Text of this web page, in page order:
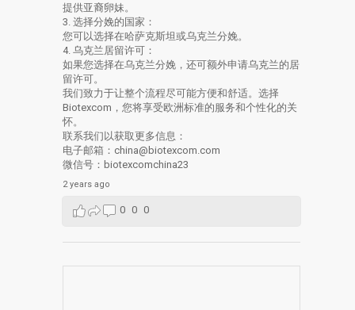
提供亚裔卵妹。
3. 选择分娩的国家：
您可以选择在哈萨克斯坦或乌克兰分娩。
4. 乌克兰居留许可：
如果您选择在乌克兰分娩，还可额外申请乌克兰的居
留许可。
我们致力于让整个流程尽可能方便和舒适。选择
Biotexcom，您将享受欧洲标准的服务和个性化的关
怀。
联系我们以获取更多信息：
电子邮箱：china@biotexcom.com
微信号：biotexcomchina23
2 years ago
0 0 0